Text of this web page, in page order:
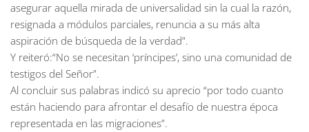
asegurar aquella mirada de universalidad sin la cual la razón,
resignada a módulos parciales, renuncia a su más alta
aspiración de búsqueda de la verdad”.
Y reiteró:“No se necesitan ‘príncipes’, sino una comunidad de
testigos del Señor”.
Al concluir sus palabras indicó su aprecio “por todo cuanto
están haciendo para afrontar el desafío de nuestra época
representada en las migraciones”.